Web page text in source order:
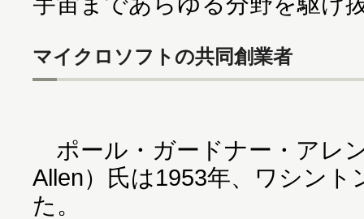
マイクロソフトの共同創業者
ポール・ガードナー・アレ
Allen）氏は1953年、ワシン
た。